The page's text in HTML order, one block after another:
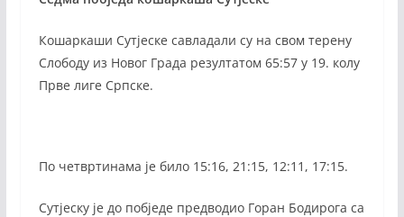
Кошаркаши Сутјеске савладали су на свом терену
Слободу из Новог Града резултатом 65:57 у 19. колу
Прве лиге Српске.
По четвртинама је било 15:16, 21:15, 12:11, 17:15.
Сутјеску је до побједе предводио Горан Бодирога са